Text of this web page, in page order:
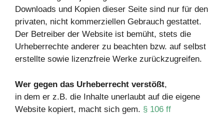
Downloads und Kopien dieser Seite sind nur für den
privaten, nicht kommerziellen Gebrauch gestattet.
Der Betreiber der Website ist bemüht, stets die
Urheberrechte anderer zu beachten bzw. auf selbst
erstellte sowie lizenzfreie Werke zurückzugreifen.
Wer gegen das Urheberrecht verstößt,
in dem er z.B. die Inhalte unerlaubt auf die eigene
Website kopiert, macht sich gem. § 106 ff